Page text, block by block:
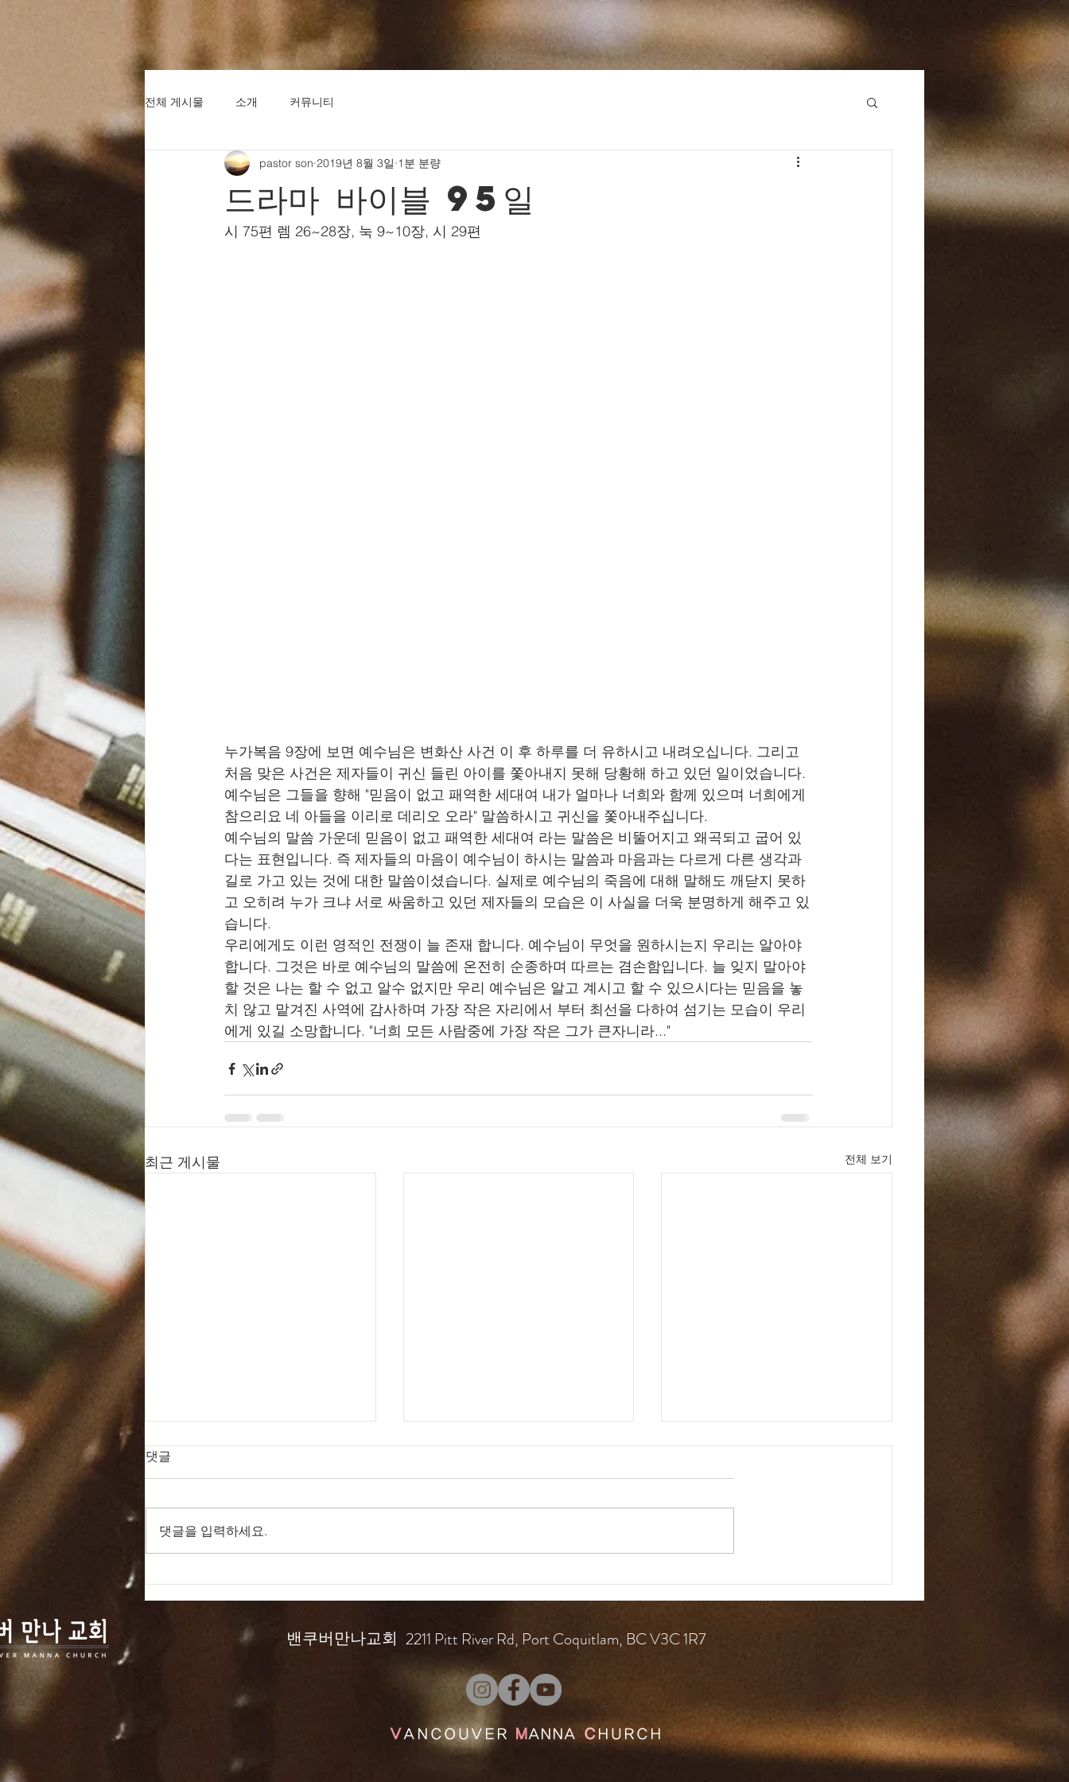
전체 게시물 소개 커뮤니티
드라마 바이블 95일
pastor son 2019년 8월 3일 1분 분량
시 75편 렘 26~28장, 눅 9~10장, 시 29편
누가복음 9장에 보면 예수님은 변화산 사건 이 후 하루를 더 유하시고 내려오십니다. 그리고
처음 맞은 사건은 제자들이 귀신 들린 아이를 쫓아내지 못해 당황해 하고 있던 일이었습니다.
예수님은 그들을 향해 "믿음이 없고 패역한 세대여 내가 얼마나 너희와 함께 있으며 너희에게
참으리요 네 아들을 이리로 데리오 오라" 말씀하시고 귀신을 쫓아내주십니다.
예수님의 말씀 가운데 믿음이 없고 패역한 세대여 라는 말씀은 비뚤어지고 왜곡되고 굽어 있
다는 표현입니다. 즉 제자들의 마음이 예수님이 하시는 말씀과 마음과는 다르게 다른 생각과
길로 가고 있는 것에 대한 말씀이셨습니다. 실제로 예수님의 죽음에 대해 말해도 깨닫지 못하
고 오히려 누가 크냐 서로 싸움하고 있던 제자들의 모습은 이 사실을 더욱 분명하게 해주고 있
습니다.
우리에게도 이런 영적인 전쟁이 늘 존재 합니다. 예수님이 무엇을 원하시는지 우리는 알아야
합니다. 그것은 바로 예수님의 말씀에 온전히 순종하며 따르는 겸손함입니다. 늘 잊지 말아야
할 것은 나는 할 수 없고 알수 없지만 우리 예수님은 알고 계시고 할 수 있으시다는 믿음을 놓
치 않고 맡겨진 사역에 감사하며 가장 작은 자리에서 부터 최선을 다하여 섬기는 모습이 우리
에게 있길 소망합니다. "너희 모든 사람중에 가장 작은 그가 큰자니라..."
최근 게시물 전체 보기
드라마 바이블 161일 드라마 바이블 160일 드라마 바이블 159일
댓글
댓글을 입력하세요.
밴쿠버만나교회 2211 Pitt River Rd, Port Coquitlam, BC V3C 1R7
VANCOUVER MANNA C HURCH